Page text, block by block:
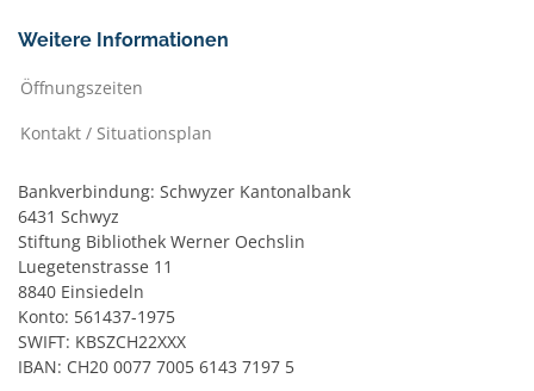
Weitere Informationen
Öffnungszeiten
Kontakt / Situationsplan
Bankverbindung: Schwyzer Kantonalbank
6431 Schwyz
Stiftung Bibliothek Werner Oechslin
Luegetenstrasse 11
8840 Einsiedeln
Konto: 561437-1975
SWIFT: KBSZCH22XXX
IBAN: CH20 0077 7005 6143 7197 5